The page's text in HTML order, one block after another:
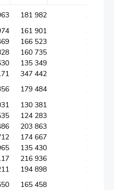
181 982
112,6
161 901
109,3
166 523
110,8
160 735
116,2
135 349
109,8
347 442
110,3
179 484
112,7
130 381
115,1
124 283
109,1
203 863
111,1
174 667
113,2
135 430
110,7
216 936
128,2
194 898
111,4
165 458
109,7